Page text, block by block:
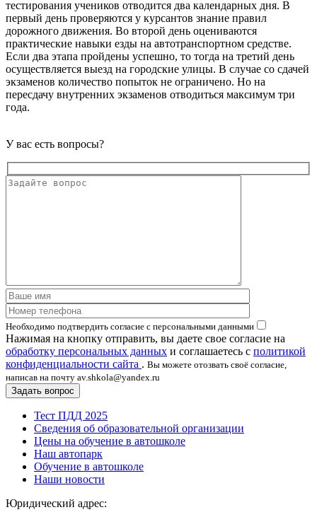
тестирования учеников отводится два календарных дня. В
первый день проверяются у курсантов знание правил
дорожного движения. Во второй день оцениваются
практические навыки езды на автотранспортном средстве.
Если два этапа пройдены успешно, то тогда на третий день
осуществляется выезд на городские улицы. В случае со сдачей
экзаменов количество попыток не ограничено. Но на
пересдачу внутренних экзаменов отводиться максимум три
года.
У вас есть вопросы?
Необходимо подтвердить согласие с персональными данными
Нажимая на кнопку отправить, вы даете свое согласие на
обработку персональных данных и соглашаетесь с политикой
конфиденциальности сайта . Вы можете отозвать своё согласие,
написав на почту av.shkola@yandex.ru
Тест ПДД 2025
Сведения об образовательной организации
Цены на обучение в автошколе
Наш автопарк
Обучение в автошколе
Наши новости
Юридический адрес: